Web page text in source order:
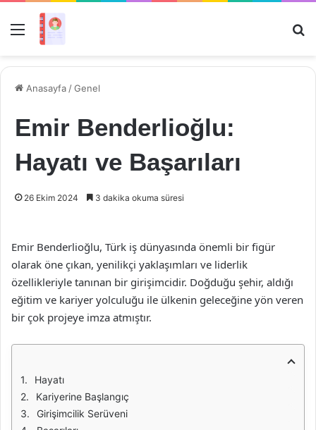
Menü
Anasayfa /Genel
Emir Benderlioğlu:
Hayatı ve Başarıları
26 Ekim 2024 3 dakika okuma süresi
Emir Benderlioğlu, Türk iş dünyasında önemli bir figür
olarak öne çıkan, yenilikçi yaklaşımları ve liderlik
özellikleriyle tanınan bir girişimcidir. Doğduğu şehir, aldığı
eğitim ve kariyer yolculuğu ile ülkenin geleceğine yön veren
bir çok projeye imza atmıştır.
Hayatı
Kariyerine Başlangıç
Girişimcilik Serüveni